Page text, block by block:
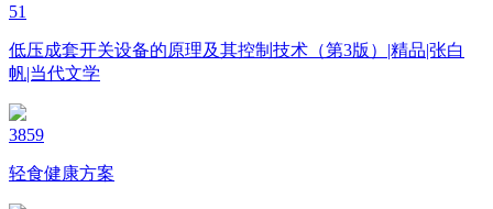
51
低压成套开关设备的原理及其控制技术（第3版）|精品|张白
帆|当代文学
3859
轻食健康方案